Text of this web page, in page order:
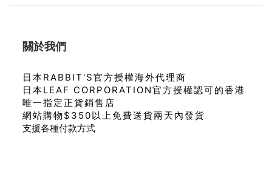
關於我們
日本RABBIT'S官方授權海外代理商
日本LEAF CORPORATION官方授權認可的香港
唯一指定正貨銷售店
網站購物$350以上免費送貨兩天內發貨
支援各種付款方式